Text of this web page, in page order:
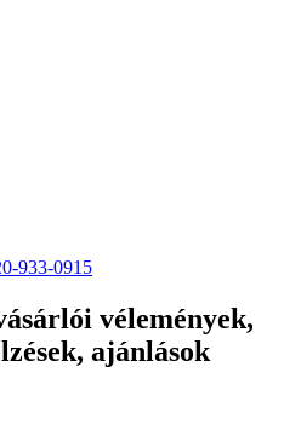
933-0915
vélemények,
ajánlások